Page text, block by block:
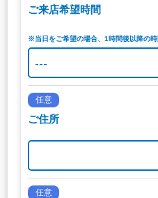
ご来店希望時間
※当日をご希望の場合、1時間後以降の時
任意
ご住所
任意